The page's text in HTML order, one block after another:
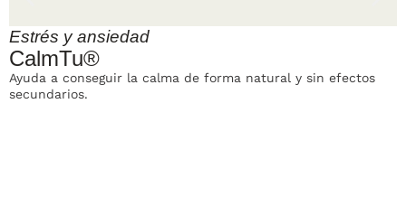
Estrés y ansiedad
CalmTu®
Ayuda a conseguir la calma de forma natural y sin efectos
secundarios.